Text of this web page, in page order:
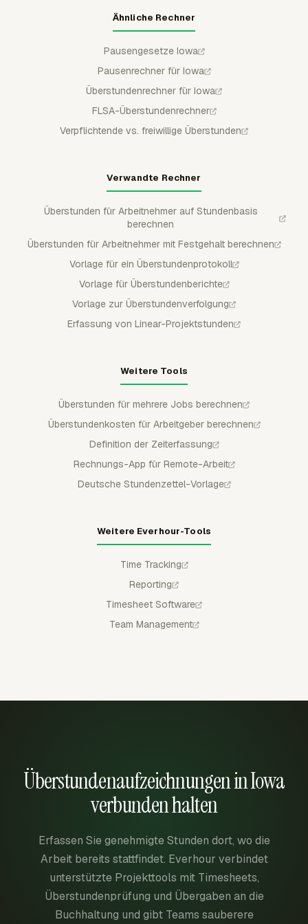
Ähnliche Rechner
Pausengesetze Iowa
Pausenrechner für Iowa
Überstundenrechner für Iowa
FLSA-Überstundenrechner
Verpflichtende vs. freiwillige Überstunden
Verwandte Rechner
Überstunden für Arbeitnehmer auf Stundenbasis
berechnen
Überstunden für Arbeitnehmer mit Festgehalt berechnen
Vorlage für ein Überstundenprotokoll
Vorlage für Überstundenberichte
Vorlage zur Überstundenverfolgung
Erfassung von Linear-Projektstunden
Weitere Tools
Überstunden für mehrere Jobs berechnen
Überstundenkosten für Arbeitgeber berechnen
Definition der Zeiterfassung
Rechnungs-App für Remote-Arbeit
Deutsche Stundenzettel-Vorlage
Weitere Everhour-Tools
Time Tracking
Reporting
Timesheet Software
Team Management
Überstundenaufzeichnungen in Iowa
verbunden halten
Erfassen Sie genehmigte Stunden dort, wo die
Arbeit bereits stattfindet. Everhour verbindet
unterstützte Projekttools mit Timesheets,
Überstundenprüfung und Übergaben an die
Buchhaltung und gibt Teams sauberere